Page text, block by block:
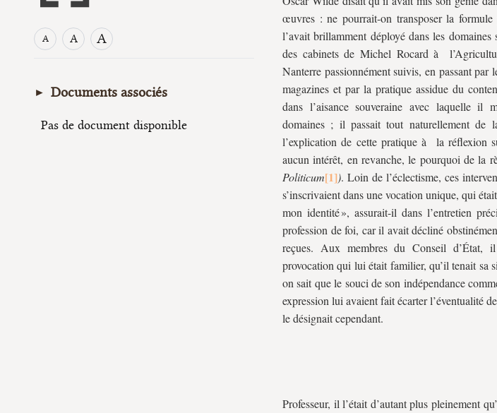
A A A
Documents associés
Pas de document disponible
œuvres : ne pourrait-on transposer la
l’avait brillamment déployé dans les
des cabinets de Michel Rocard à
Nanterre passionnément suivis, en passant par
magazines et par la pratique assidue du
dans l’aisance souveraine avec laquelle il
domaines ; il passait tout naturellement
l’explication de cette pratique à la réflexion
aucun intérêt, en revanche, le pourquoi de la
Politicum
). Loin de l’éclectisme, ces
s’inscrivaient dans une vocation unique, qui
mon identité », assurait-il dans l’entretien
profession de foi, car il avait décliné
reçues. Aux membres du Conseil
provocation qui lui était familier, qu’il tenait
on sait que le souci de son indépendance
expression lui avaient fait écarter l’éventualité
le désignait cependant.
Professeur, il l’était d’autant plus pleinement